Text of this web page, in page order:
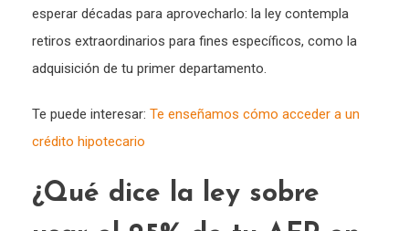
esperar décadas para aprovecharlo: la ley contempla
retiros extraordinarios para fines específicos, como la
adquisición de tu primer departamento.
Te puede interesar: Te enseñamos cómo acceder a un
crédito hipotecario
¿Qué dice la ley sobre